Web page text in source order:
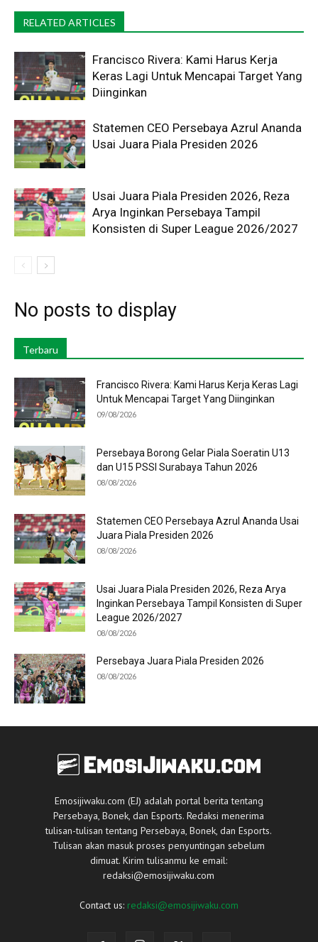
RELATED ARTICLES
Francisco Rivera: Kami Harus Kerja
Keras Lagi Untuk Mencapai Target Yang
Diinginkan
Statemen CEO Persebaya Azrul Ananda
Usai Juara Piala Presiden 2026
Usai Juara Piala Presiden 2026, Reza
Arya Inginkan Persebaya Tampil
Konsisten di Super League 2026/2027
No posts to display
Terbaru
Francisco Rivera: Kami Harus Kerja Keras Lagi
Untuk Mencapai Target Yang Diinginkan
09/08/2026
Persebaya Borong Gelar Piala Soeratin U13
dan U15 PSSI Surabaya Tahun 2026
08/08/2026
Statemen CEO Persebaya Azrul Ananda Usai
Juara Piala Presiden 2026
08/08/2026
Usai Juara Piala Presiden 2026, Reza Arya
Inginkan Persebaya Tampil Konsisten di Super
League 2026/2027
08/08/2026
Persebaya Juara Piala Presiden 2026
08/08/2026
Emosijiwaku.com (EJ) adalah portal berita tentang
Persebaya, Bonek, dan Esports. Redaksi menerima
tulisan-tulisan tentang Persebaya, Bonek, dan Esports.
Tulisan akan masuk proses penyuntingan sebelum
dimuat. Kirim tulisanmu ke email:
redaksi@emosijiwaku.com
Contact us: redaksi@emosijiwaku.com